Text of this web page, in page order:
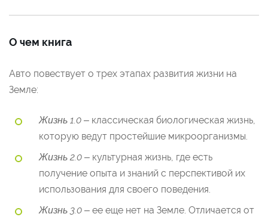
О чем книга
Авто повествует о трех этапах развития жизни на
Земле:
Жизнь 1.0 – классическая биологическая жизнь,
которую ведут простейшие микроорганизмы.
Жизнь 2.0 – культурная жизнь, где есть
получение опыта и знаний с перспективой их
использования для своего поведения.
Жизнь 3.0 – ее еще нет на Земле. Отличается от